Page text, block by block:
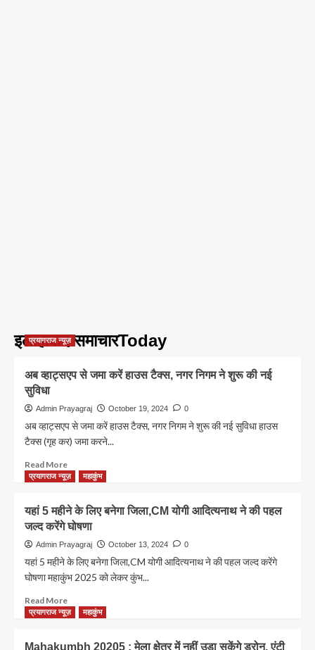
इलाहाबाद समाचारToday
प्रयागराज न्यूज़
अब व्हाट्सएप से जमा करें हाउस टैक्‍स, नगर निगम ने शुरू की नई
सुविधा
Admin Prayagraj October 19, 2024 0
अब व्हाट्सएप से जमा करें हाउस टैक्‍स, नगर निगम ने शुरू की नई सुविधा हाउस
टैक्स (गृह कर) जमा करने...
Read MoreRead
more
अब
व्हाट्सएप
से
जमा
करें
टैक्‍स,
निगम
प्रयागराज न्यूज़ महाकुंभ
यहां 5 महीने के लिए बनेगा जिला,CM योगी आदित्यनाथ ने की पहल
जल्द करेंगे घोषणा
Admin Prayagraj October 13, 2024 0
यहां 5 महीने के लिए बनेगा जिला,CM योगी आदित्यनाथ ने की पहल जल्द करेंगे
घोषणा महाकुंभ 2025 को लेकर कुंभ...
Read MoreRead
more
प्रयागराज न्यूज़ महाकुंभ
Mahakumbh 20205 : मेला क्षेत्र में नहीं उड़ा सकेंगे ड्रोन, एंटी